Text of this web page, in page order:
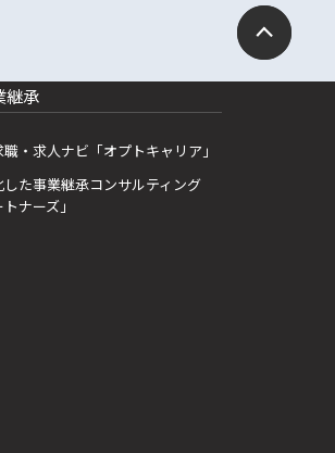
継承
・求人ナビ「オプトキャリア」
た事業継承コンサルティング
ナーズ」